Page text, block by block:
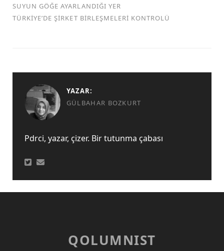
SUYUN GÖĞE AYARLANDIĞI YER
TÜRKİYE’DE ŞİRKET BİRLEŞMELERİ KONTROLÜ
YAZAR:
GÜLBAHAR BOZKURT
Pdrci, yazar, çizer. Bir tutunma çabası
QOLUMNIST